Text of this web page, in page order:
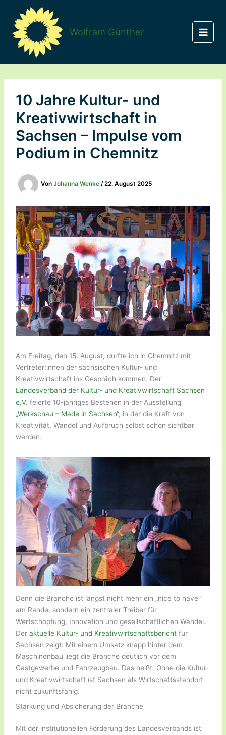
springen
Wolfram Günther
10 Jahre Kultur- und
Kreativwirtschaft in
Sachsen – Impulse vom
Podium in Chemnitz
VonJohanna Wenke/22. August 2025
Am Freitag, den 15. August, durfte ich in Chemnitz mit
Vertreter:innen der sächsischen Kultur- und
Kreativwirtschaft ins Gespräch kommen. Der
Landesverband der Kultur- und Kreativwirtschaft Sachsen
e.V.feierte 10-jähriges Bestehen in der Ausstellung
„Werkschau – Made in Sachsen“, in der die Kraft von
Kreativität, Wandel und Aufbruch selbst schon sichtbar
werden.
Denn die Branche ist längst nicht mehr ein „nice to have“
am Rande, sondern ein zentraler Treiber für
Wertschöpfung, Innovation und gesellschaftlichen Wandel.
Deraktuelle Kultur- und Kreativwirtschaftsbericht für
Sachsen zeigt: Mit einem Umsatz knapp hinter dem
Maschinenbau liegt die Branche deutlich vor dem
Gastgewerbe und Fahrzeugbau. Das heißt: Ohne die Kultur-
und Kreativwirtschaft ist Sachsen als Wirtschaftsstandort
nicht zukunftsfähig.
Stärkung und Absicherung der Branche
Mit der institutionellen Förderung des Landesverbands ist